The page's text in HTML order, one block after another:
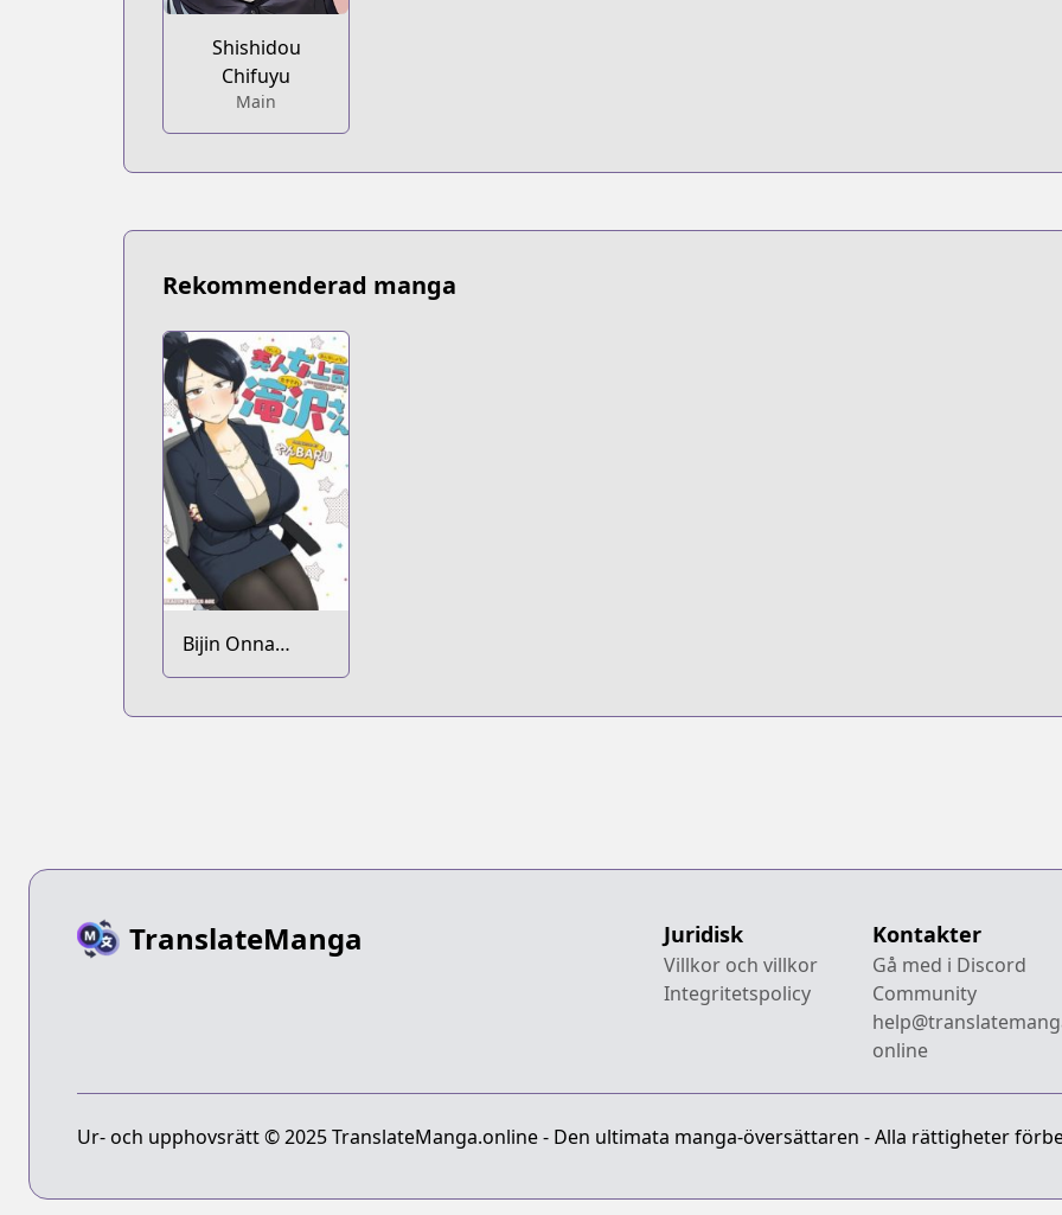
Shishidou
Chifuyu
Main
Rekommenderad manga
Bijin Onna
Joushi Takizawa-
TranslateManga Juridisk
Villkor och villkor
Integritetspolicy
Kontakter
Gå med i Discord
Community
online
Ur- och upphovsrätt © 2025 TranslateManga.online - Den ultimata manga-översättaren - Alla rättigheter